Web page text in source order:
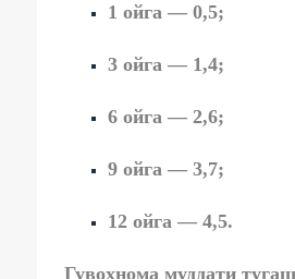
1 ойга — 0,5;
3 ойга — 1,4;
6 ойга — 2,6;
9 ойга — 3,7;
12 ойга — 4,5.
Гувоҳнома муддати